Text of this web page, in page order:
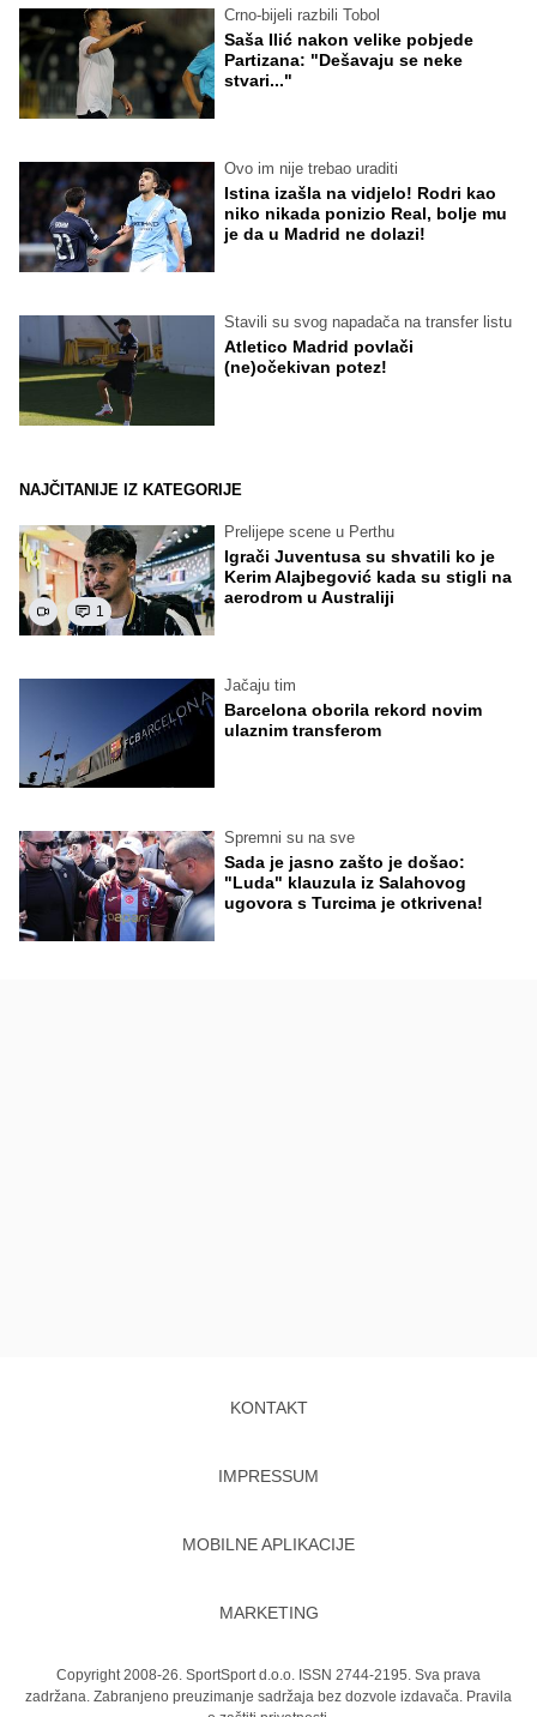
Crno-bijeli razbili Tobol
Saša Ilić nakon velike pobjede
Partizana: "Dešavaju se neke
stvari..."
Ovo im nije trebao uraditi
Istina izašla na vidjelo! Rodri kao
niko nikada ponizio Real, bolje mu
je da u Madrid ne dolazi!
Stavili su svog napadača na transfer listu
Atletico Madrid povlači
(ne)očekivan potez!
NAJČITANIJE IZ KATEGORIJE
1
Prelijepe scene u Perthu
Igrači Juventusa su shvatili ko je
Kerim Alajbegović kada su stigli na
aerodrom u Australiji
Jačaju tim
Barcelona oborila rekord novim
ulaznim transferom
Spremni su na sve
Sada je jasno zašto je došao:
"Luda" klauzula iz Salahovog
ugovora s Turcima je otkrivena!
KONTAKT
IMPRESSUM
MOBILNE APLIKACIJE
MARKETING
Copyright 2008-26. SportSport d.o.o. ISSN 2744-2195. Sva prava
zadržana. Zabranjeno preuzimanje sadržaja bez dozvole izdavača. Pravila